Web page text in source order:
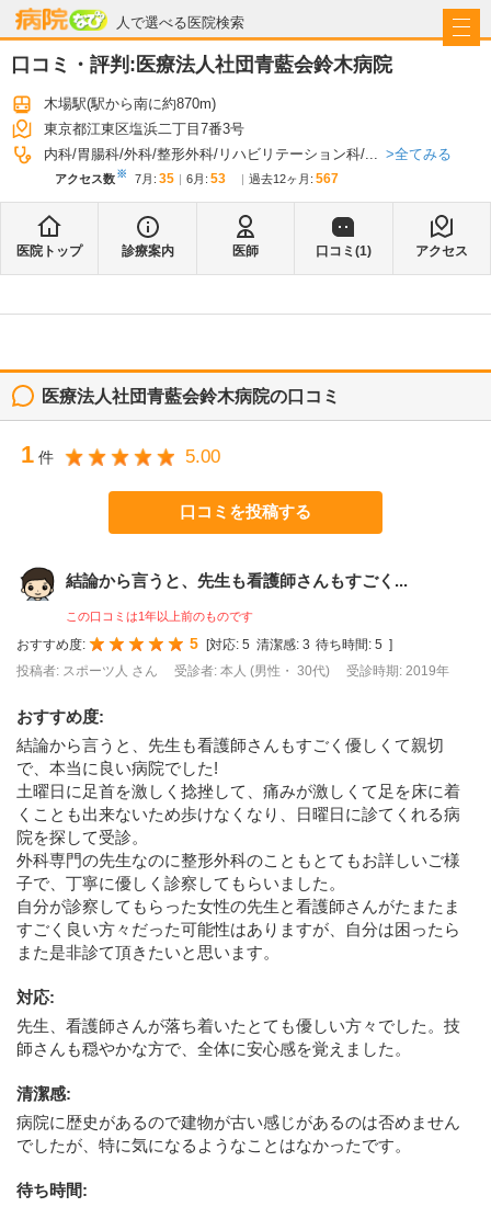
人で選べる医院検索
病院なび
口コミ・評判:医療法人社団青藍会鈴木病院
木場駅(駅から南に約870m)
東京都江東区塩浜二丁目7番3号
内科 胃腸科 外科 整形外科 リハビリテーション科 ... 全てみる
アクセス数※ 7月 : 35 6月 : 53 過去12ヶ月: 567
医院トップ 診療案内 医師 口コミ(1) アクセス
医療法人社団青藍会鈴木病院の口コミ
1 件 5.00
口コミを投稿する
結論から言うと、先生も看護師さんもすごく...
この口コミは1年以上前のものです
おすすめ度: 5 [対応: 5 清潔感: 3 待ち時間: 5 ]
投稿者: スポーツ人 さん
受診者: 本人 (男性・ 30代) 受診時期: 2019年
おすすめ度:
結論から言うと、先生も看護師さんもすごく優しくて親切
で、本当に良い病院でした!
土曜日に足首を激しく捻挫して、痛みが激しくて足を床に着
くことも出来ないため歩けなくなり、日曜日に診てくれる病
院を探して受診。
外科専門の先生なのに整形外科のこともとてもお詳しいご様
子で、丁寧に優しく診察してもらいました。
自分が診察してもらった女性の先生と看護師さんがたまたま
すごく良い方々だった可能性はありますが、自分は困ったら
また是非診て頂きたいと思います。
対応:
先生、看護師さんが落ち着いたとても優しい方々でした。技
師さんも穏やかな方で、全体に安心感を覚えました。
清潔感:
病院に歴史があるので建物が古い感じがあるのは否めません
でしたが、特に気になるようなことはなかったです。
待ち時間: